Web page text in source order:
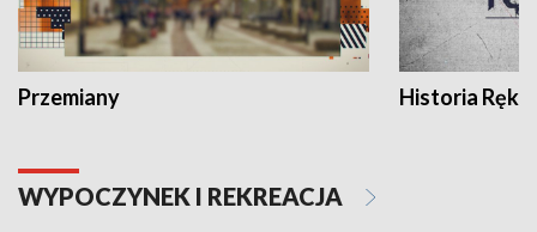
Przemiany Historia Ręką
WYPOCZYNEK I REKREACJA